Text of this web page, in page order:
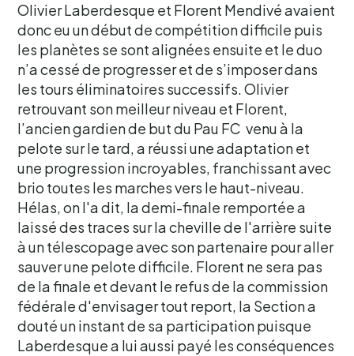
Olivier Laberdesque et Florent Mendivé avaient
donc eu un début de compétition difficile puis
les planètes se sont alignées ensuite et le duo
n’a cessé de progresser et de s’imposer dans
les tours éliminatoires successifs. Olivier
retrouvant son meilleur niveau et Florent,
l’ancien gardien de but du Pau FC venu à la
pelote sur le tard, a réussi une adaptation et
une progression incroyables, franchissant avec
brio toutes les marches vers le haut-niveau.
Hélas, on l'a dit, la demi-finale remportée a
laissé des traces sur la cheville de l'arrière suite
à un télescopage avec son partenaire pour aller
sauver une pelote difficile. Florent ne sera pas
de la finale et devant le refus de la commission
fédérale d'envisager tout report, la Section a
douté un instant de sa participation puisque
Laberdesque a lui aussi payé les conséquences